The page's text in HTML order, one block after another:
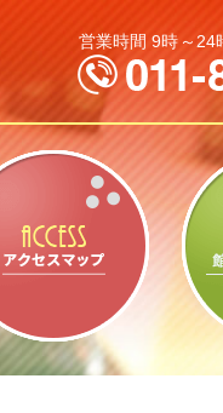
営業時間 9時～24
パック料金 アク